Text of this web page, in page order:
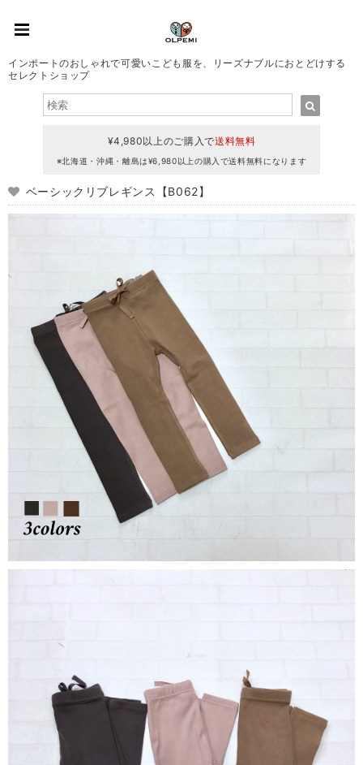
インポートのおしゃれで可愛いこども服を、リーズナブルにおとどけする
セレクトショップ
¥4,980以上のご購入で送料無料
※北海道・沖縄・離島は¥6,980以上の購入で送料無料になります
ベーシックリブレギンス【B062】